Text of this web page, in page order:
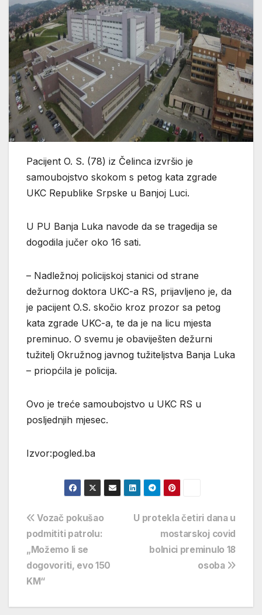
Pacijent O. S. (78) iz Čelinca izvršio je
samoubojstvo skokom s petog kata zgrade
UKC Republike Srpske u Banjoj Luci.
U PU Banja Luka navode da se tragedija se
dogodila jučer oko 16 sati.
– Nadležnoj policijskoj stanici od strane
dežurnog doktora UKC-a RS, prijavljeno je, da
je pacijent O.S. skočio kroz prozor sa petog
kata zgrade UKC-a, te da je na licu mjesta
preminuo. O svemu je obaviješten dežurni
tužitelj Okružnog javnog tužiteljstva Banja Luka
– priopćila je policija.
Ovo je treće samoubojstvo u UKC RS u
posljednjih mjesec.
Izvor:pogled.ba
Navigacija
objava
U protekla četiri dana u
mostarskoj covid
bolnici preminulo 18
osoba
Vozač pokušao
podmititi patrolu:
„Možemo li se
dogovoriti, evo 150
KM“